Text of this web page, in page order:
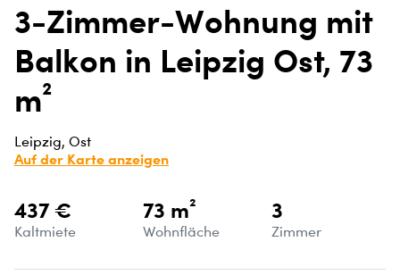
3-Zimmer-Wohnung mit
Balkon in Leipzig Ost, 73
m²
Leipzig, Ost
Auf der Karte anzeigen
437 €
Kaltmiete
73 m²
Wohnfläche
3
Zimmer